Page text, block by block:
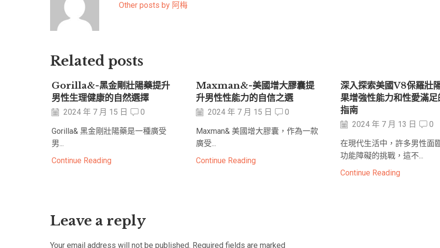
Other posts by 阿梅
Related posts
Gorilla&-黑金剛壯陽藥提升
男性生理健康的自然選擇
2024 年 7 月 15 日 0
Gorilla& 黑金剛壯陽藥是一種廣受
男...
Continue Reading
Maxman&-美國增大膠囊提
升男性性能力的自信之選
2024 年 7 月 15 日 0
Maxman& 美國增大膠囊，作為一款
廣受...
Continue Reading
深入探索美國V8保羅壯
果增強性能力和性愛滿足
指南
2024 年 7 月 13 日 0
在現代生活中，許多男性面
功能障礙的挑戰，這不...
Continue Reading
Leave a reply
Your email address will not be published. Required fields are marked